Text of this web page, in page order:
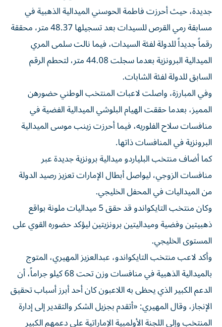
جديدة، حيث أحرزت فاطمة الحوسني الميدالية الذهبية في
مسابقة رمي القرص للسيدات بعد تسجيلها 48.37 متر، محققة
رقماً جديداً للدولة لفئة السيدات، فيما نالت سلمى المري
الميدالية البرونزية بعدما سجلت 44.08 متر، لتحطم الرقم
السابق للدولة لفئة الشابات.
وفي المبارزة، واصلت لاعبات المنتخب الوطني حضورهن
المميز، بعدما حققت الهيام البلوشي الميدالية الفضية في
منافسات سلاح الفلوريه، فيما أحرزت زينب موسى الميدالية
البرونزية في المنافسات ذاتها.
كما أضاف منتخب البلياردو ميدالية برونزية جديدة عبر
منافسات الزوجي، ليواصل أبطال الإمارات تعزيز رصيد الدولة
من الميداليات في المحفل الخليجي.
وكان منتخب التايكواندو قد حقق 5 ميداليات ملونة بواقع
ذهبيتين وفضية وميداليتين برونزيتين ليؤكد حضوره القوي على
المستوى الخليجي.
وأكد لاعب منتخب التايكواندو، عبدالعزيز المهيري، المتوج
بالميدالية الذهبية في منافسات وزن تحت 68 كيلو جراماً، أن
الدعم الكبير الذي يحظى به اللاعبون كان أحد أبرز أسباب تحقيق
الإنجاز، وقال المهيري: «أتقدم بجزيل الشكر والتقدير إلى إدارة
المنتخب وإلى اللجنة الأولمبية الإماراتية على دعمهم الكبير